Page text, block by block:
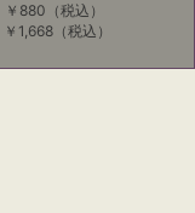
￥880 （税込）
￥1,668（税込）